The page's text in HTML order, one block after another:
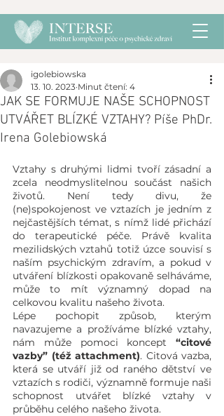
JAK SE FORMUJE NAŠE SCHOPNOST
UTVÁŘET BLÍZKÉ VZTAHY? Píše PhDr.
Irena Golebiowská
igolebiowska
13. 10. 2023 Minut čtení: 4
Vztahy s druhými lidmi tvoří zásadní a
zcela neodmyslitelnou součást našich
životů. Není tedy divu, že
(ne)spokojenost ve vztazích je jedním z
nejčastějších témat, s nímž lidé přichází
do terapeutické péče. Právě kvalita
mezilidských vztahů totiž úzce souvisí s
naším psychickým zdravím, a pokud v
utváření blízkosti opakovaně selháváme,
může to mít významný dopad na
celkovou kvalitu našeho života.
Lépe pochopit způsob, kterým
navazujeme a prožíváme blízké vztahy,
nám může pomoci koncept “citové
vazby” (též attachment). Citová vazba,
která se utváří již od raného dětství ve
vztazích s rodiči, významně formuje naši
schopnost utvářet blízké vztahy v
průběhu celého našeho života.